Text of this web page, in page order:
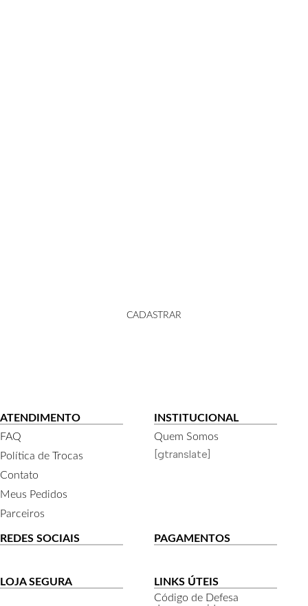
CADASTRAR
ATENDIMENTO
FAQ
Política de Trocas
Contato
Meus Pedidos
Parceiros
INSTITUCIONAL
Quem Somos
[gtranslate]
REDES SOCIAIS PAGAMENTOS
LOJA SEGURA
LINKS ÚTEIS
Código de Defesa